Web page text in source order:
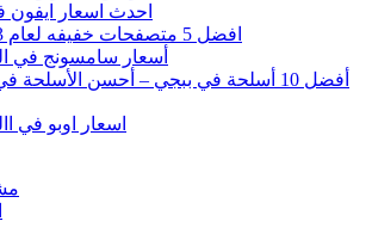
احدث اسعار ايفون في
افضل 5 متصفحات خفيفه لعام 2023 للأندرويد
أسعار سامسونج في
أفضل 10 أسلحة في ببجي – أحسن الأسلحة
اسعار اوبو في